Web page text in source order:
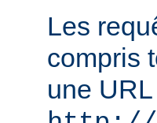
Les
compris
une